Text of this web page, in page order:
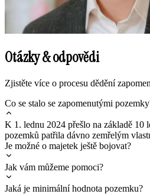
Otázky & odpovědi
Zjistěte více o procesu dědění
Co se stalo se zapomenutými
K 1. lednu 2024 přešlo na základě 10
pozemků patřila dávno zemřelým
Je možné o majetek ještě bojovat?
Jak vám můžeme pomoci?
Jaká je minimální hodnota pozemku?